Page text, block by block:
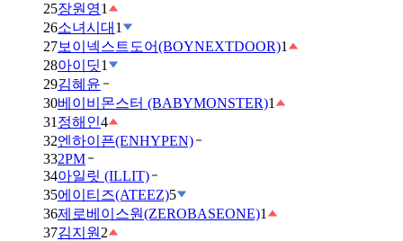
25장원영1
26소녀시대 1
27보이넥스트도어(BOYNEXTDOOR)1
28아이딧1
29김혜윤
30베이비몬스터 (BABYMONSTER)1
31 정해인4
32엔하이픈(ENHYPEN)
332PM
34아일릿 (ILLIT)
35에이티즈(ATEEZ)5
36제로베이스원(ZEROBASEONE)1
37김지원 2